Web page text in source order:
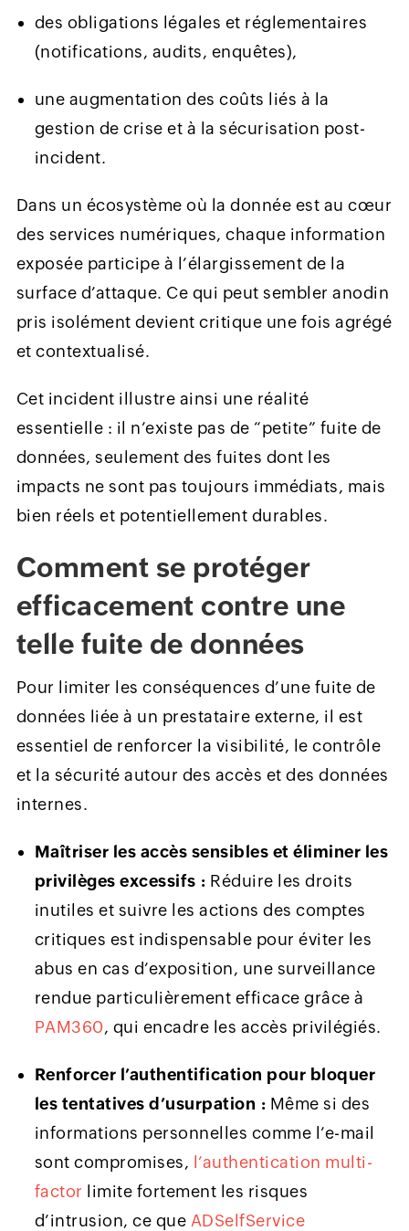
des obligations légales et réglementaires
(notifications, audits, enquêtes),
une augmentation des coûts liés à la
gestion de crise et à la sécurisation post-
incident.
Dans un écosystème où la donnée est au cœur
des services numériques, chaque information
exposée participe à l’élargissement de la
surface d’attaque. Ce qui peut sembler anodin
pris isolément devient critique une fois agrégé
et contextualisé.
Cet incident illustre ainsi une réalité
essentielle : il n’existe pas de “petite” fuite de
données, seulement des fuites dont les
impacts ne sont pas toujours immédiats, mais
bien réels et potentiellement durables.
Comment se protéger
efficacement contre une
telle fuite de données
Pour limiter les conséquences d’une fuite de
données liée à un prestataire externe, il est
essentiel de renforcer la visibilité, le contrôle
et la sécurité autour des accès et des données
internes.
Maîtriser les accès sensibles et éliminer les
privilèges excessifs : Réduire les droits
inutiles et suivre les actions des comptes
critiques est indispensable pour éviter les
abus en cas d’exposition, une surveillance
rendue particulièrement efficace grâce à
PAM360, qui encadre les accès privilégiés.
Renforcer l’authentification pour bloquer
les tentatives d’usurpation : Même si des
informations personnelles comme l’e-mail
sont compromises, l’authentication multi-
factor limite fortement les risques
d’intrusion, ce que ADSelfService